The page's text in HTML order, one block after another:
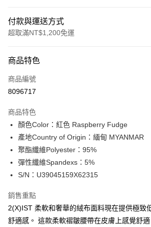
付款與運送方式
超取滿NT$1,200免運
信用卡一次付款
信用卡分期付款
合作金庫商業銀行
華南商業銀行
彰化商業銀
上海商業儲蓄銀行
台北富邦商
國泰世華商業銀行
臺灣中小企業銀行
元大商業銀行
台新國際商業銀行
中國信託
台灣樂天信用卡公司
超商取貨付款
LINE Pay
Apple Pay
街口支付
悠遊付
全盈+PAY
商品特色
商品編號
8096717
商品特色
顏色Color：紅色 Raspberry Fudge
產地Country of Origin：緬甸 MYANMAR
聚酯纖維Polyester：95%
彈性纖維Spandexs：5%
S/N：U39045159X62315
銷售重點
2(X)IST 柔軟和奢華的絨布面料現在提供極致
舒適感。 這款柔軟褶皺腰帶在皮膚上感覺舒